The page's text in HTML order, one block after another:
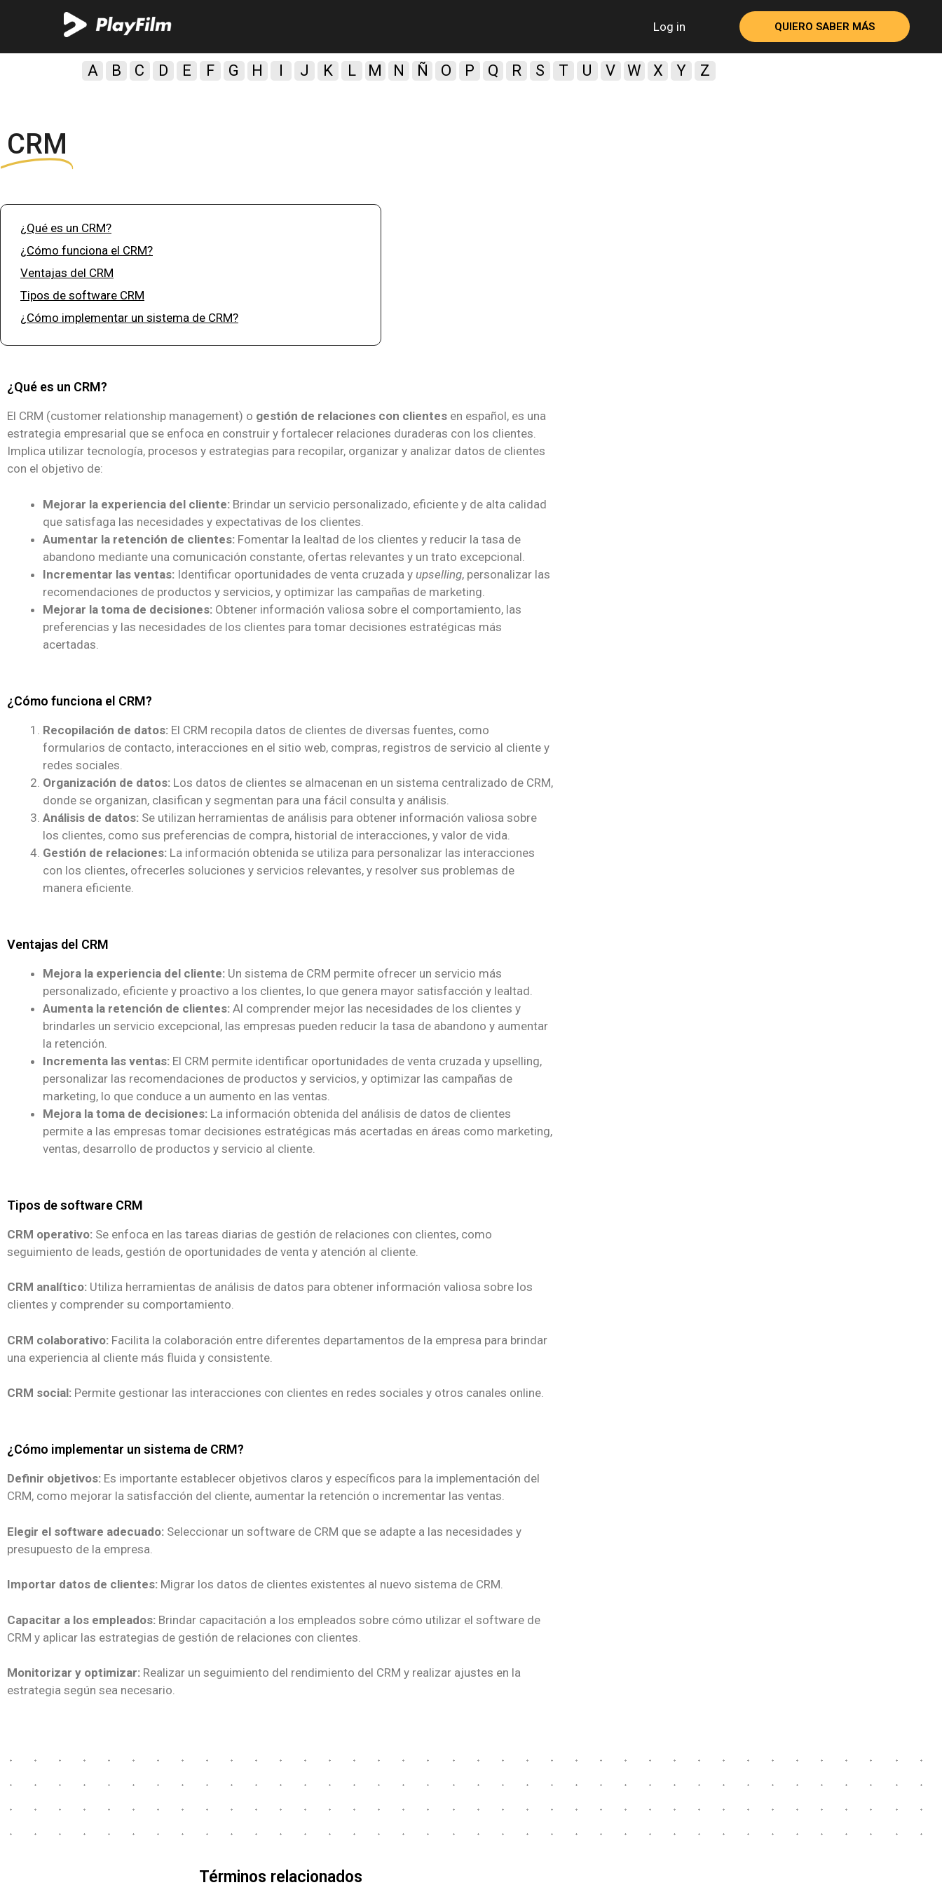
Log in QUIERO SABER MÁS
A B C D E F G H I J K L M N Ñ O P Q R S T U V W X Y Z
CRM
¿Qué es un CRM?
¿Cómo funciona el CRM?
Ventajas del CRM
Tipos de software CRM
¿Cómo implementar un sistema de CRM?
¿Qué es un CRM?
El CRM (customer relationship management) o gestión de relaciones con clientes en español, es una
estrategia empresarial que se enfoca en construir y fortalecer relaciones duraderas con los clientes.
Implica utilizar tecnología, procesos y estrategias para recopilar, organizar y analizar datos de clientes
con el objetivo de:
Mejorar la experiencia del cliente: Brindar un servicio personalizado, eficiente y de alta calidad
que satisfaga las necesidades y expectativas de los clientes.
Aumentar la retención de clientes: Fomentar la lealtad de los clientes y reducir la tasa de
abandono mediante una comunicación constante, ofertas relevantes y un trato excepcional.
Incrementar las ventas: Identificar oportunidades de venta cruzada y upselling, personalizar las
recomendaciones de productos y servicios, y optimizar las campañas de marketing.
Mejorar la toma de decisiones: Obtener información valiosa sobre el comportamiento, las
preferencias y las necesidades de los clientes para tomar decisiones estratégicas más
acertadas.
¿Cómo funciona el CRM?
Recopilación de datos: El CRM recopila datos de clientes de diversas fuentes, como
formularios de contacto, interacciones en el sitio web, compras, registros de servicio al cliente y
redes sociales.
Organización de datos: Los datos de clientes se almacenan en un sistema centralizado de CRM,
donde se organizan, clasifican y segmentan para una fácil consulta y análisis.
Análisis de datos: Se utilizan herramientas de análisis para obtener información valiosa sobre
los clientes, como sus preferencias de compra, historial de interacciones, y valor de vida.
Gestión de relaciones: La información obtenida se utiliza para personalizar las interacciones
con los clientes, ofrecerles soluciones y servicios relevantes, y resolver sus problemas de
manera eficiente.
Ventajas del CRM
Mejora la experiencia del cliente: Un sistema de CRM permite ofrecer un servicio más
personalizado, eficiente y proactivo a los clientes, lo que genera mayor satisfacción y lealtad.
Aumenta la retención de clientes: Al comprender mejor las necesidades de los clientes y
brindarles un servicio excepcional, las empresas pueden reducir la tasa de abandono y aumentar
la retención.
Incrementa las ventas: El CRM permite identificar oportunidades de venta cruzada y upselling,
personalizar las recomendaciones de productos y servicios, y optimizar las campañas de
marketing, lo que conduce a un aumento en las ventas.
Mejora la toma de decisiones: La información obtenida del análisis de datos de clientes
permite a las empresas tomar decisiones estratégicas más acertadas en áreas como marketing,
ventas, desarrollo de productos y servicio al cliente.
Tipos de software CRM
CRM operativo: Se enfoca en las tareas diarias de gestión de relaciones con clientes, como
seguimiento de leads, gestión de oportunidades de venta y atención al cliente.
CRM analítico: Utiliza herramientas de análisis de datos para obtener información valiosa sobre los
clientes y comprender su comportamiento.
CRM colaborativo: Facilita la colaboración entre diferentes departamentos de la empresa para brindar
una experiencia al cliente más fluida y consistente.
CRM social: Permite gestionar las interacciones con clientes en redes sociales y otros canales online.
¿Cómo implementar un sistema de CRM?
Definir objetivos: Es importante establecer objetivos claros y específicos para la implementación del
CRM, como mejorar la satisfacción del cliente, aumentar la retención o incrementar las ventas.
Elegir el software adecuado: Seleccionar un software de CRM que se adapte a las necesidades y
presupuesto de la empresa.
Importar datos de clientes: Migrar los datos de clientes existentes al nuevo sistema de CRM.
Capacitar a los empleados: Brindar capacitación a los empleados sobre cómo utilizar el software de
CRM y aplicar las estrategias de gestión de relaciones con clientes.
Monitorizar y optimizar: Realizar un seguimiento del rendimiento del CRM y realizar ajustes en la
estrategia según sea necesario.
Términos relacionados